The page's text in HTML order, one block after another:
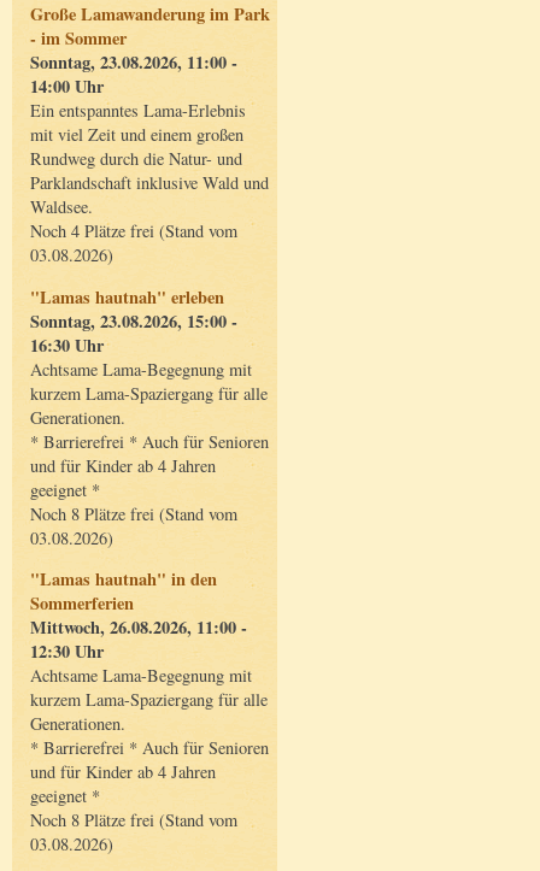
Große Lamawanderung im Park
- im Sommer
Sonntag, 23.08.2026, 11:00 -
14:00 Uhr
Ein entspanntes Lama-Erlebnis
mit viel Zeit und einem großen
Rundweg durch die Natur- und
Parklandschaft inklusive Wald und
Waldsee.
Noch 4 Plätze frei (Stand vom
03.08.2026)
"Lamas hautnah" erleben
Sonntag, 23.08.2026, 15:00 -
16:30 Uhr
Achtsame Lama-Begegnung mit
kurzem Lama-Spaziergang für alle
Generationen.
* Barrierefrei * Auch für Senioren
und für Kinder ab 4 Jahren
geeignet *
Noch 8 Plätze frei (Stand vom
03.08.2026)
"Lamas hautnah" in den
Sommerferien
Mittwoch, 26.08.2026, 11:00 -
12:30 Uhr
Achtsame Lama-Begegnung mit
kurzem Lama-Spaziergang für alle
Generationen.
* Barrierefrei * Auch für Senioren
und für Kinder ab 4 Jahren
geeignet *
Noch 8 Plätze frei (Stand vom
03.08.2026)